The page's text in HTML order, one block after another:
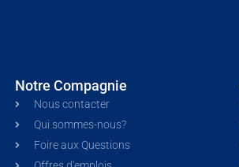
Notre Compagnie
Nous contacter
Qui sommes-nous?
Foire aux Questions